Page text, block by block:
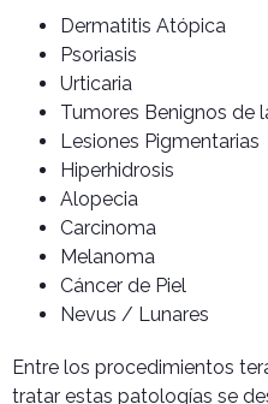
Dermatitis Atópica
Psoriasis
Urticaria
Tumores Benignos de
Lesiones Pigmentarias
Hiperhidrosis
Alopecia
Carcinoma
Melanoma
Cáncer de Piel
Nevus / Lunares
Entre los procedimientos
tratar estas patologías se